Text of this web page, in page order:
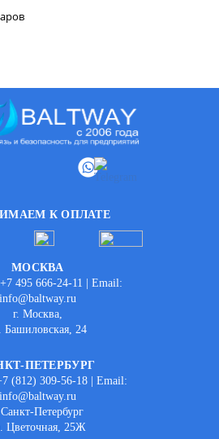
К ОПЛАТЕ
МОСКВА
495 666-24-11 | Email:
info@baltway.ru
г. Москва,
Башиловская, 24
ПЕТЕРБУРГ
(812) 309-56-18 | Email:
info@baltway.ru
Санкт-Петербург
Цветочная, 25Ж